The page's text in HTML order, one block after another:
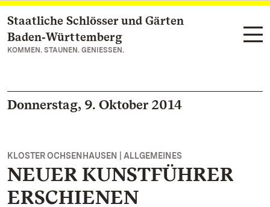
Zum Hauptinhalt springen
Staatliche Schlösser und Gärten
Baden‑Württemberg
KOMMEN. STAUNEN. GENIESSEN.
Donnerstag, 9. Oktober 2014
KLOSTER OCHSENHAUSEN | ALLGEMEINES
NEUER KUNSTFÜHRER
ERSCHIENEN